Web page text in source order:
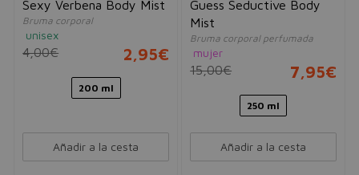
Sexy Verbena Body Mist
Bruma corporal
unisex
4,00€ 2,95€
200 ml
Añadir a la cesta
Guess Seductive Body
Mist
Bruma corporal perfumada
mujer
15,00€ 7,95€
250 ml
Añadir a la cesta